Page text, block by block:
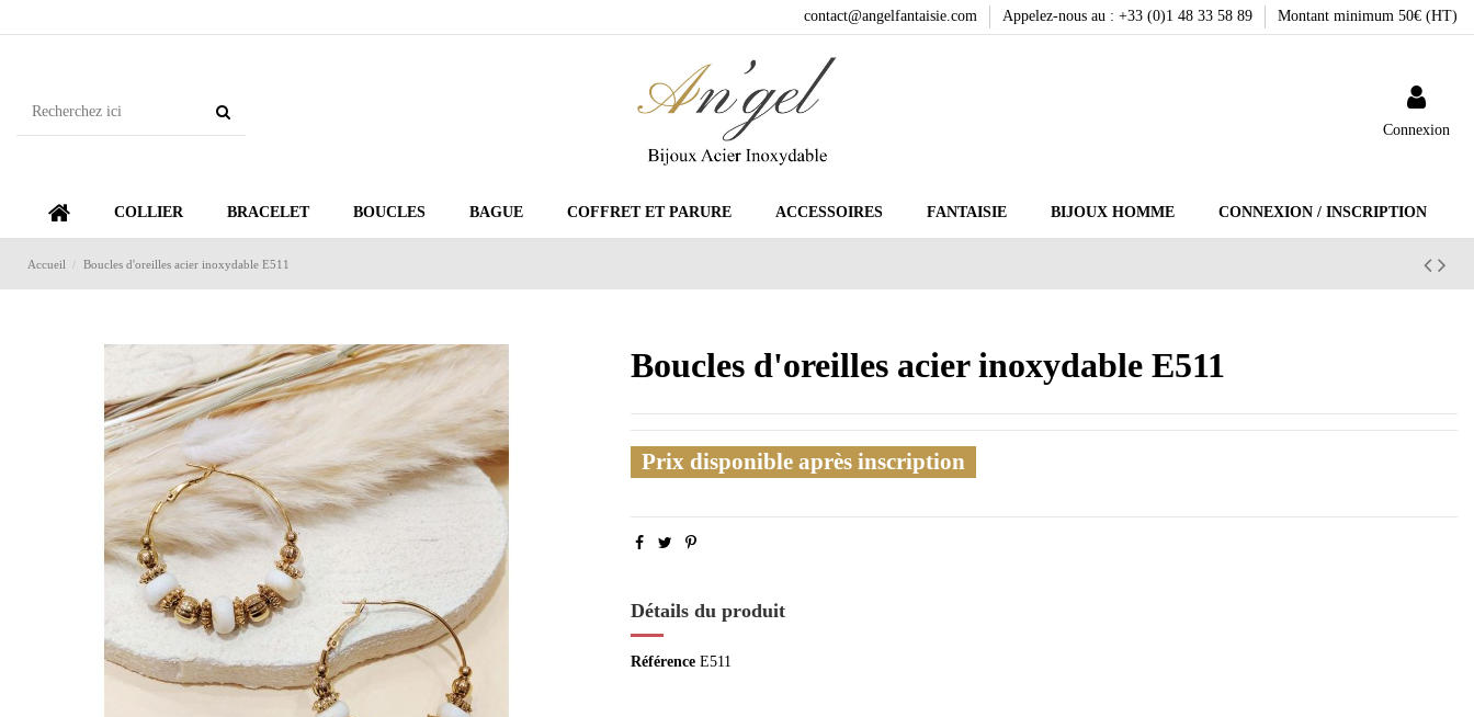
contact@angelfantaisie.com Appelez-nous au : +33 (0)1 48 33 58 89 Montant minimum 50€ (HT)
Connexion
COLLIER BRACELET BOUCLES BAGUE COFFRET ET PARURE ACCESSOIRES FANTAISIE BIJOUX HOMME CONNEXION / INSCRIPTION
Accueil Boucles d'oreilles acier inoxydable E511
Boucles d'oreilles acier inoxydable E511
Prix disponible après inscription
Détails du produit
Référence E511